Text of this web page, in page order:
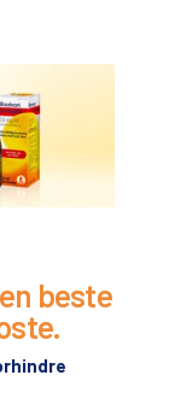
beste